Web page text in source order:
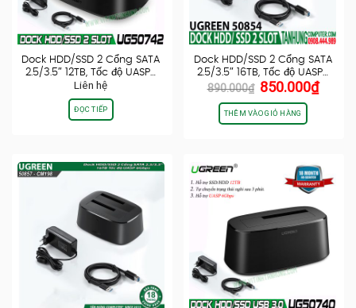
Dock HDD/SSD 2 Cổng SATA
2.5/3.5″ 12TB, Tốc độ UASP…
Liên hệ
ĐỌC TIẾP
Dock HDD/SSD 2 Cổng SATA
2.5/3.5″ 16TB, Tốc độ UASP…
890.000₫ Giá
gốc
là:
890.000₫.
850.000₫Giá
THÊM VÀO GIỎ HÀNG